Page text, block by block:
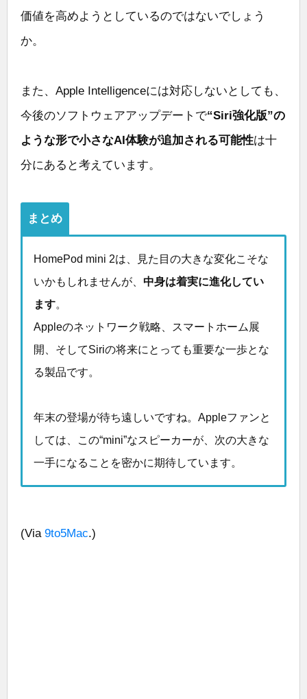
価値を高めようとしているのではないでしょう
か。
また、Apple Intelligenceには対応しないとしても、
今後のソフトウェアアップデートで“Siri強化版”の
ような形で小さなAI体験が追加される可能性は十
分にあると考えています。
まとめ
HomePod mini 2は、見た目の大きな変化こそな
いかもしれませんが、 中身は着実に進化してい
ます。
Appleのネットワーク戦略、スマートホーム展
開、そしてSiriの将来にとっても重要な一歩とな
る製品です。
年末の登場が待ち遠しいですね。Appleファンと
しては、この“mini”なスピーカーが、次の大きな
一手になることを密かに期待しています。
(Via 9to5Mac.)